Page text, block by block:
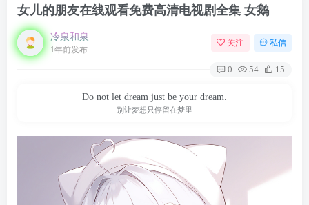
女儿的朋友在线观看免费高清电视剧全集 女鹅
冷泉和泉
1年前发布
关注 私信
0 54 15
Do not let dream just be your dream.
别让梦想只停留在梦里